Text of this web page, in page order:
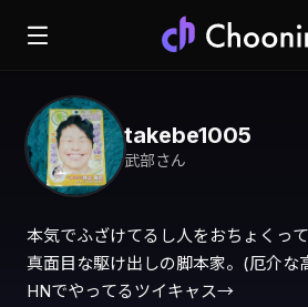
takebe1005
武部さん
本気でふざけてるし人をおちょくっ
真面目な駆け出しの脚本家。(厄介な